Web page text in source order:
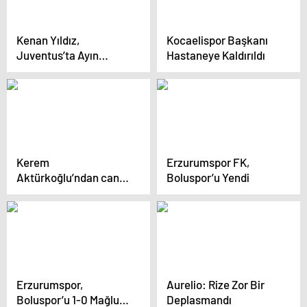
Kenan Yıldız,
Juventus’ta Ayın
Oyuncusu Seçildi
Kocaelispor Başkanı
Hastaneye Kaldırıldı
Kerem
Aktürkoğlu’ndan canlı
yayında
Fenerbahçelileri
Erzurumspor FK,
Boluspor’u Yendi
Erzurumspor,
Boluspor’u 1-0 Mağlup
Aurelio: Rize Zor Bir
Deplasmandı